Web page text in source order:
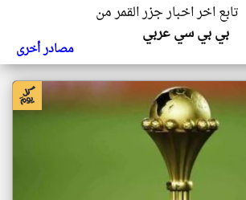
تابع اخر اخبار جزر القمر من
بي بي سي عربي
مصادر أخرى